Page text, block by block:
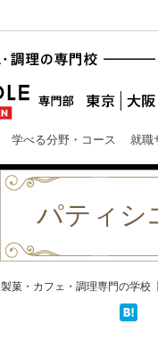
学べる分野・コース 就職
パティシ
製菓・カフェ・調理専門の学校